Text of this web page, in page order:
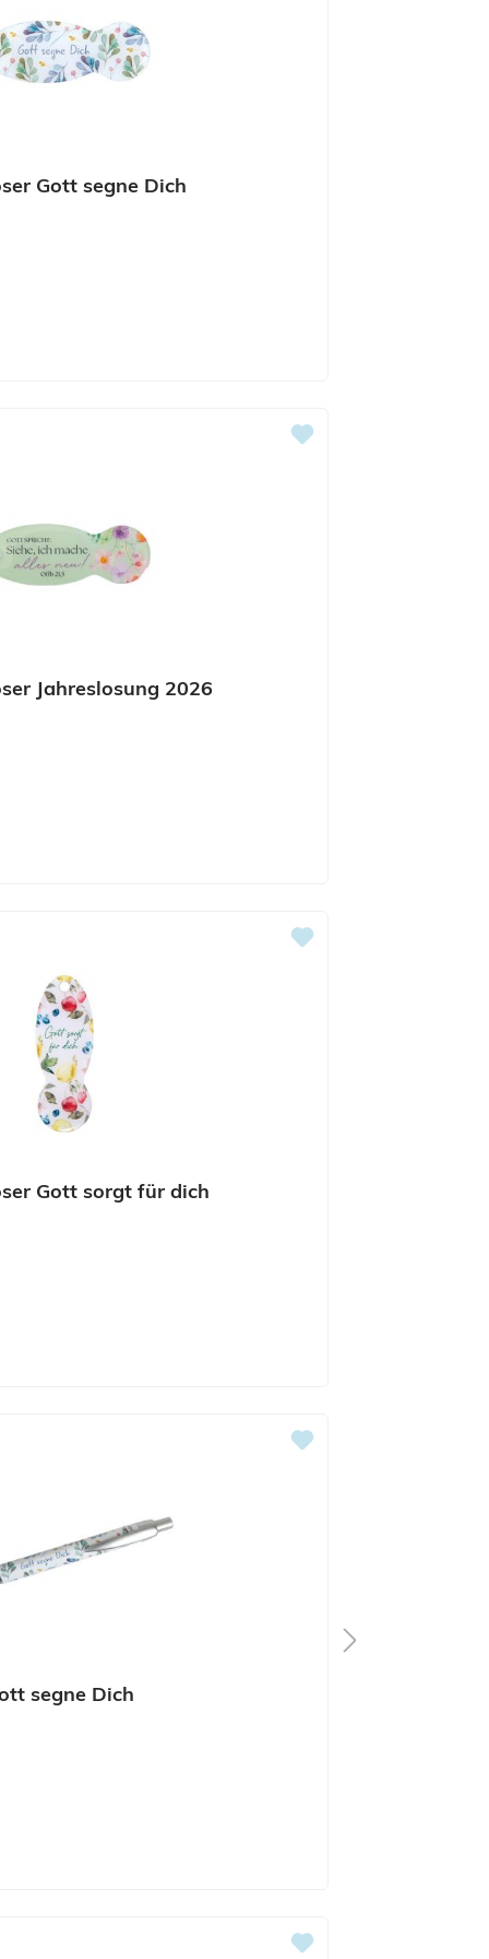
Gott segne Dich
Jahreslosung 2026
Gott sorgt für dich
segne Dich